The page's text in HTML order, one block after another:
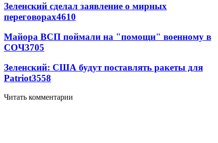
Зеленский сделал заявление о мирных
переговорах4610
Майора ВСП поймали на "помощи" военному в
СОЧ3705
Зеленский: США будут поставлять ракеты для
Patriot3558
Читать комментарии